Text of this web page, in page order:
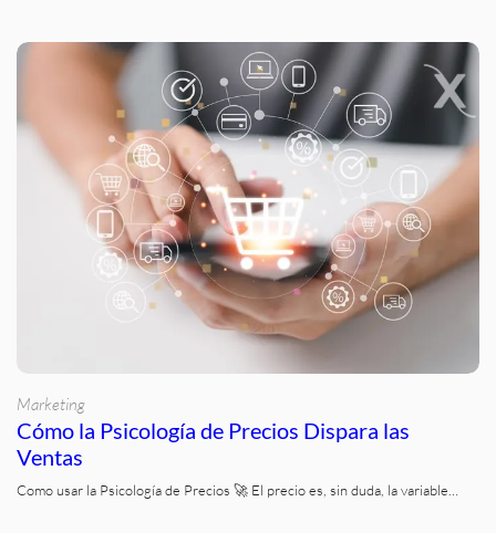
Marketing
Cómo la Psicología de Precios Dispara las
Ventas
Como usar la Psicología de Precios 🚀 El precio es, sin duda, la variable…